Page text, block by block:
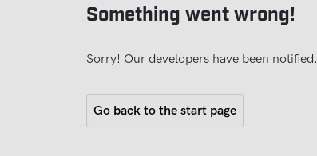
Something went wrong!
Sorry! Our developers have been notified.
Go back to the start page